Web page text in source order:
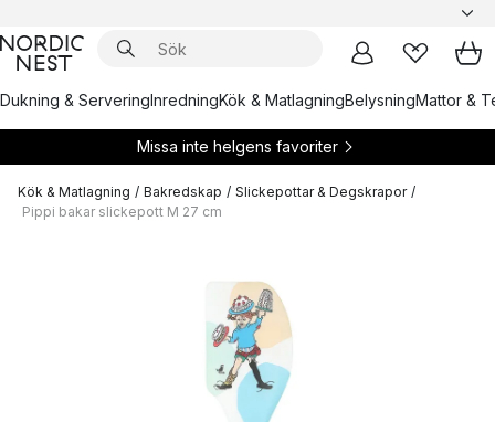
Dukning & ServeringInredningKök & MatlagningBelysningMattor &
Missa inte helgens favoriter
Kök & Matlagning / Bakredskap / Slickepottar & Degskrapor /
Pippi bakar slickepott M 27 cm